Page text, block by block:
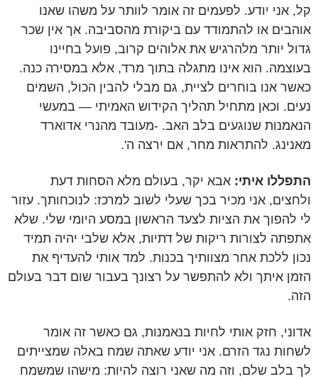
קל, אני יודע. לפעמים זה אומר לוותר על משהו שאנו
אוהבים או להתמודד עם ביקורת מהסביבה. אך אין שכר
גדול יותר מלהרגיש את אלוהים קרוב, פועל בחיינו
בעוצמה. הוא אינו מתגלה בתוך מרד, אלא במסירה כנה.
כאשר אנו בוחרים לציית, גם מבלי להבין הכול, השמים
נעים. וכאן מתחיל תהליך הקידוש האמיתי — במעשי
הנאמנות שנוגעים בלב האב. -מעובד מהנרי אדוארד
מאנינג. להתראות מחר, אם ירצה ה'.
התפללו איתי: אבא יקר, בעולם מלא הסחות דעת
ולחצים, אני מכיר בכך שעלי לשוב למרכז: לנוכחותך. עזור
לי להפוך את הציות לצעד הראשון במסע היומי שלי. שלא
אתפתה לצורות ריקות של דתיות, אלא שלבי יהיה תמיד
נכון ללכת אחר מצוותיך בכנות. למד אותי להעדיף את
הזמן איתך ולא להתפשר על רצונך בעבור שום דבר בעולם
הזה.
אדוני, חזק אותי לחיות בנאמנות, גם כאשר זה אומר
לשחות נגד הזרם. אני יודע שאתה שמח באלה שמצייתים
לך בלב שלם, וזה מה שאני רוצה להיות: מישהו שמשמח